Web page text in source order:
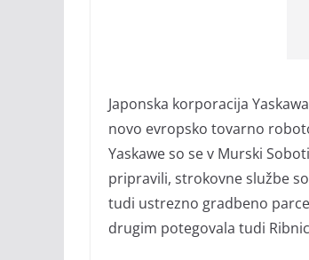
Japonska korporacija
novo evropsko tovarno
Yaskawe so se v Murski
pripravili, strokovne službe
tudi ustrezno gradbeno
drugim potegovala tudi